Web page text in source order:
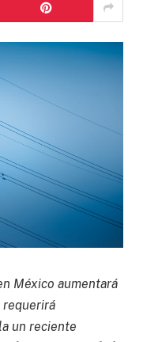
México aumentará
requerirá
un reciente